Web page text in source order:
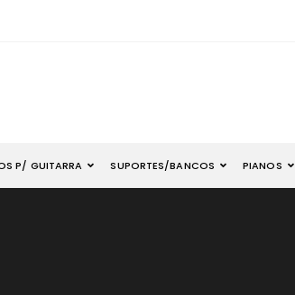
P/ GUITARRA SUPORTES/BANCOS PIANOS